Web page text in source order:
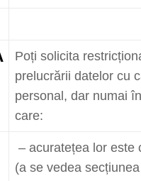
Poți solicita
prelucrării datelor cu
personal, dar numai
care:
– acuratețea lor este
(a se vedea